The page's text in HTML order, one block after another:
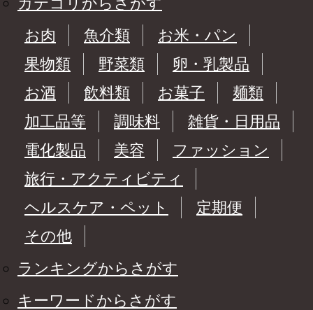
お肉
魚介類
お米・パン
果物類
野菜類
卵・乳製品
お酒
飲料類 お菓子
麺類
加工品等
調味料
雑貨・日用品
電化製品
美容
ファッション
旅行・アクティビティ
ヘルスケア・ペット
定期便
その他
ランキングからさがす
キーワードからさがす